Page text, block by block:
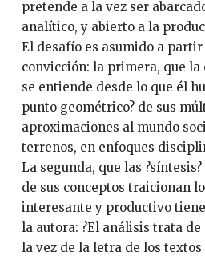
pretende a la vez ser
analítico, y abierto a la
El desafío es asumido a partir
convicción: la primera, que la
se entiende desde lo que él
punto geométrico? de sus
aproximaciones al mundo
terrenos, en enfoques
La segunda, que las
de sus conceptos traicionan
interesante y productivo
la autora: ?El análisis trata
la vez de la letra de los textos